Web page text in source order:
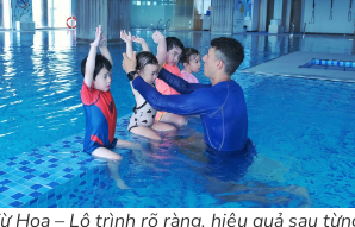
Hoa – Lộ trình rõ ràng, hiệu quả sau